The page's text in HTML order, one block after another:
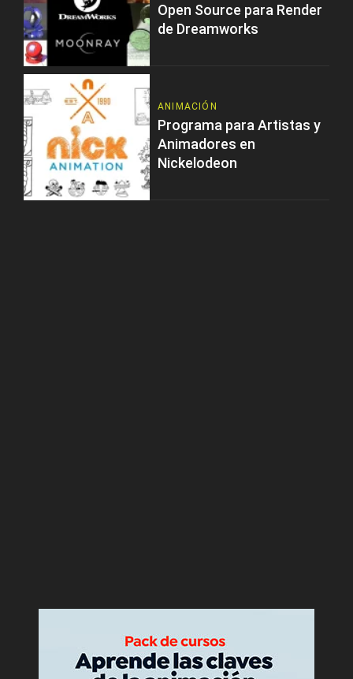
Open Source para Render
de Dreamworks
ANIMACIÓN
Programa para Artistas y
Animadores en
Nickelodeon